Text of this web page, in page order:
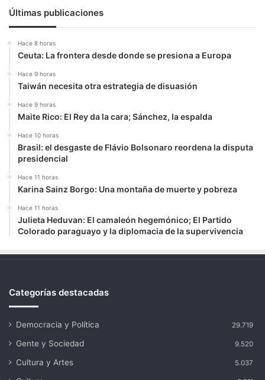
Últimas publicaciones
Hace 8 horas
Ceuta: La frontera desde donde se presiona a Europa
Hace 9 horas
Taiwán necesita otra estrategia de disuasión
Hace 9 horas
Maite Rico: El Rey da la cara; Sánchez, la espalda
Hace 10 horas
Brasil: el desgaste de Flávio Bolsonaro reordena la disputa
presidencial
Hace 11 horas
Karina Sainz Borgo: Una montaña de muerte y pobreza
Hace 11 horas
Julieta Heduvan: El camaleón hegemónico; El Partido
Colorado paraguayo y la diplomacia de la supervivencia
Categorías destacadas
Democracia y Política 29.719
Gente y Sociedad 9.520
Cultura y Artes 5.037